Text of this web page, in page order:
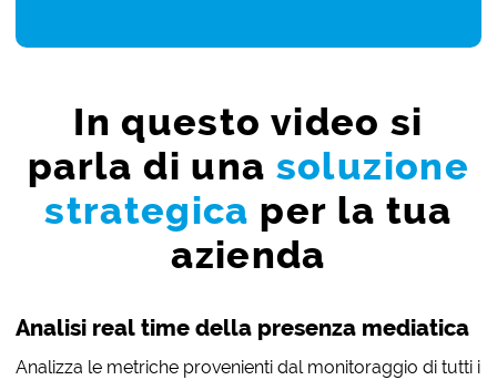
In questo video si
parla di una soluzione
strategica per la tua
azienda
Analisi real time della presenza mediatica
Analizza le metriche provenienti dal monitoraggio di tutti i